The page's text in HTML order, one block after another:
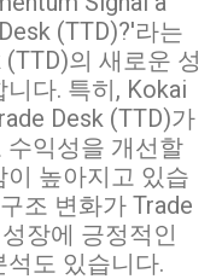
(TTD)?'라는
의 새로운 성
다. 특히, Kokai
Desk (TTD)가
익성을 개선할
높아지고 있습
조 변화가 Trade
장에 긍정적인
도 있습니다.